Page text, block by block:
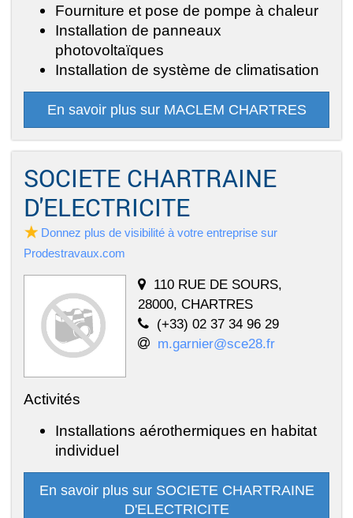
Fourniture et pose de pompe à chaleur
Installation de panneaux
photovoltaïques
Installation de système de climatisation
En savoir plus sur MACLEM CHARTRES
SOCIETE CHARTRAINE
D'ELECTRICITE
Donnez plus de visibilité à votre entreprise sur
Prodestravaux.com
110 RUE DE SOURS,
28000, CHARTRES
(+33) 02 37 34 96 29
m.garnier@sce28.fr
Activités
Installations aérothermiques en habitat
individuel
En savoir plus sur SOCIETE CHARTRAINE
D'ELECTRICITE